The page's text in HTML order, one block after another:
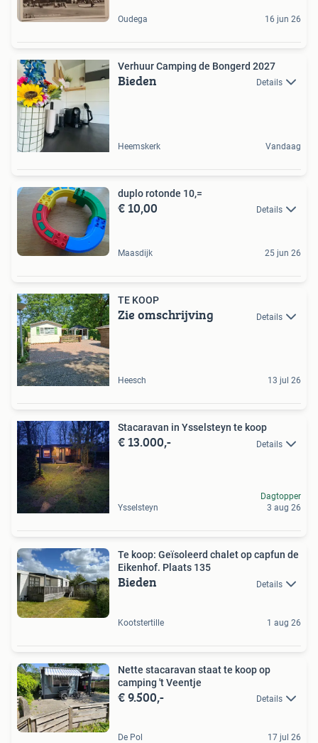
Oudega 16 jun 26
Verhuur Camping de Bongerd 2027
Bieden Details
Heemskerk Vandaag
duplo rotonde 10,=
€ 10,00 Details
Maasdijk 25 jun 26
TE KOOP
Zie omschrijving Details
Heesch 13 jul 26
Stacaravan in Ysselsteyn te koop
€ 13.000,- Details
Ysselsteyn
Dagtopper
3 aug 26
Te koop: Geïsoleerd chalet op capfun de
Eikenhof. Plaats 135
Bieden Details
Kootstertille 1 aug 26
Nette stacaravan staat te koop op
camping 't Veentje
€ 9.500,- Details
De Pol 17 jul 26